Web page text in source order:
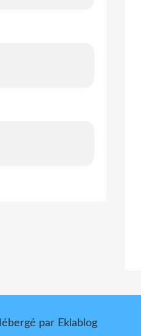
par Eklablog